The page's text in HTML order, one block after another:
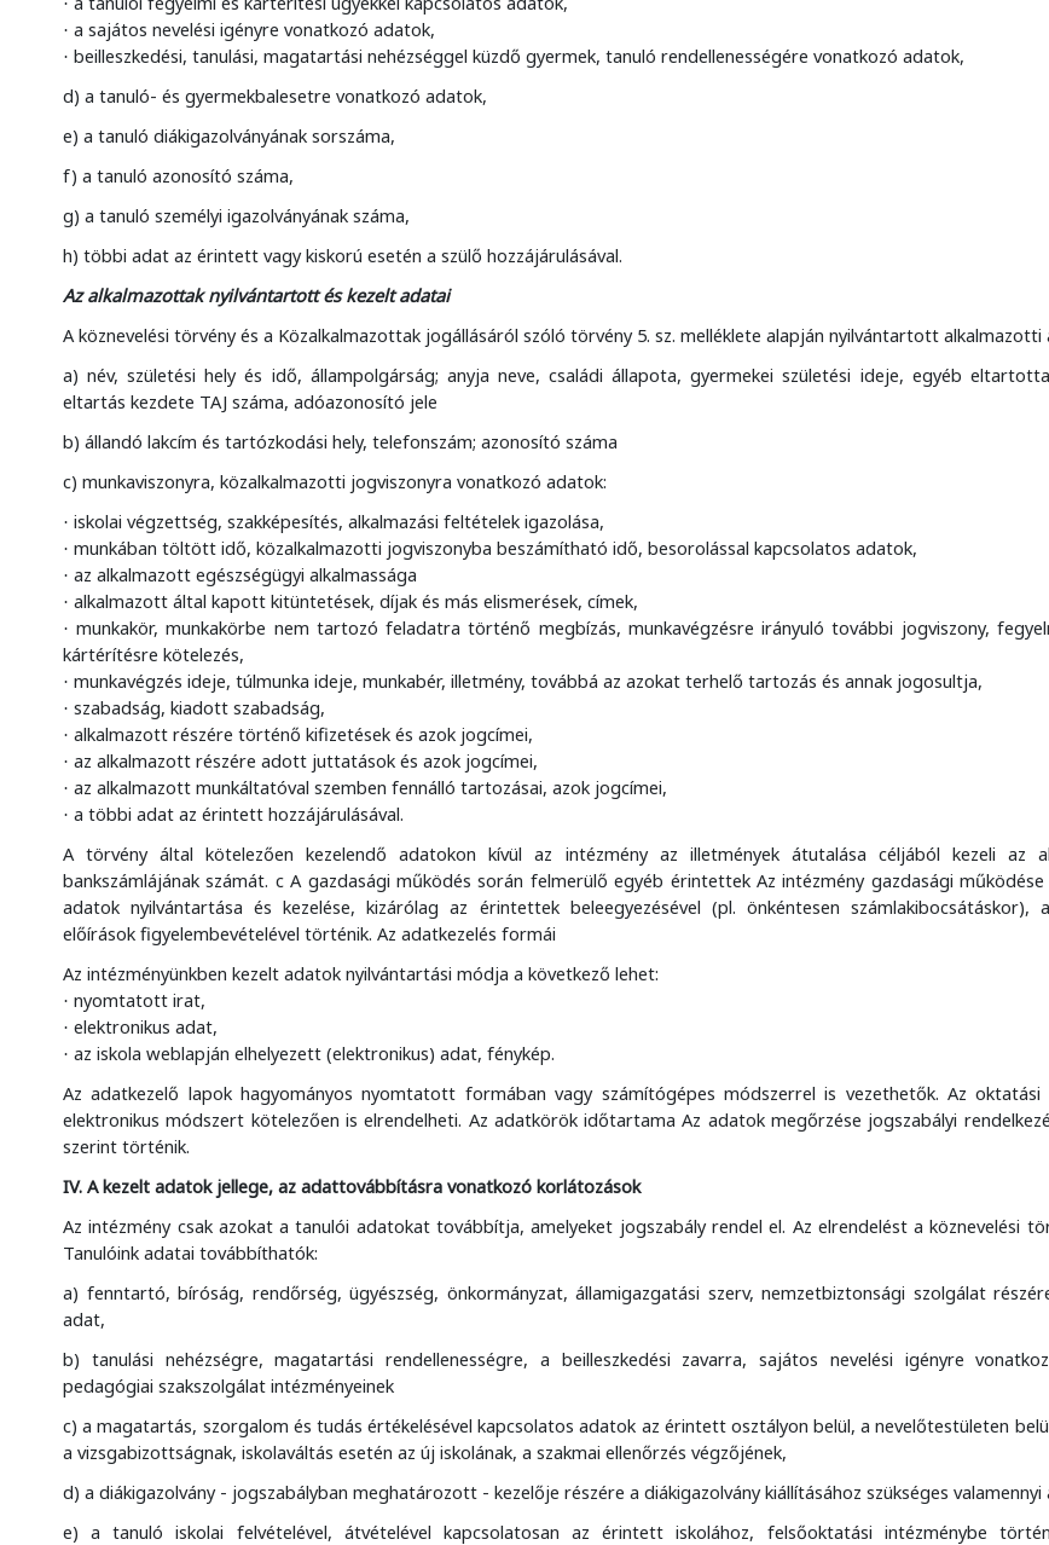
· a sajátos nevelési igényre vonatkozó adatok,
· beilleszkedési, tanulási, magatartási nehézséggel küzdő gyermek, tanuló rendellenességére vonatkozó adatok,
d) a tanuló- és gyermekbalesetre vonatkozó adatok,
e) a tanuló diákigazolványának sorszáma,
f) a tanuló azonosító száma,
g) a tanuló személyi igazolványának száma,
h) többi adat az érintett vagy kiskorú esetén a szülő hozzájárulásával.
Az alkalmazottak nyilvántartott és kezelt adatai
A köznevelési törvény és a Közalkalmazottak jogállásáról szóló törvény 5. sz. melléklete alapján nyilvántartott alkalmazotti
a) név, születési hely és idő, állampolgárság; anyja neve, családi állapota, gyermekei születési ideje, egyéb
eltartás kezdete TAJ száma, adóazonosító jele
b) állandó lakcím és tartózkodási hely, telefonszám; azonosító száma
c) munkaviszonyra, közalkalmazotti jogviszonyra vonatkozó adatok:
· iskolai végzettség, szakképesítés, alkalmazási feltételek igazolása,
· munkában töltött idő, közalkalmazotti jogviszonyba beszámítható idő, besorolással kapcsolatos adatok,
· az alkalmazott egészségügyi alkalmassága
· alkalmazott által kapott kitüntetések, díjak és más elismerések, címek,
· munkakör, munkakörbe nem tartozó feladatra történő megbízás, munkavégzésre irányuló további jogviszony,
kártérítésre kötelezés,
· munkavégzés ideje, túlmunka ideje, munkabér, illetmény, továbbá az azokat terhelő tartozás és annak jogosultja,
· szabadság, kiadott szabadság,
· alkalmazott részére történő kifizetések és azok jogcímei,
· az alkalmazott részére adott juttatások és azok jogcímei,
· az alkalmazott munkáltatóval szemben fennálló tartozásai, azok jogcímei,
· a többi adat az érintett hozzájárulásával.
A törvény által kötelezően kezelendő adatokon kívül az intézmény az illetmények átutalása céljából kezeli az
bankszámlájának számát. c A gazdasági működés során felmerülő egyéb érintettek Az intézmény gazdasági
adatok nyilvántartása és kezelése, kizárólag az érintettek beleegyezésével (pl. önkéntesen számlakibocsátáskor),
előírások figyelembevételével történik. Az adatkezelés formái
Az intézményünkben kezelt adatok nyilvántartási módja a következő lehet:
· nyomtatott irat,
· elektronikus adat,
· az iskola weblapján elhelyezett (elektronikus) adat, fénykép.
Az adatkezelő lapok hagyományos nyomtatott formában vagy számítógépes módszerrel is vezethetők. Az oktatási
elektronikus módszert kötelezően is elrendelheti. Az adatkörök időtartama Az adatok megőrzése jogszabályi
szerint történik.
IV. A kezelt adatok jellege, az adattovábbításra vonatkozó korlátozások
Az intézmény csak azokat a tanulói adatokat továbbítja, amelyeket jogszabály rendel el. Az elrendelést a köznevelési
Tanulóink adatai továbbíthatók:
a) fenntartó, bíróság, rendőrség, ügyészség, önkormányzat, államigazgatási szerv, nemzetbiztonsági szolgálat
adat,
b) tanulási nehézségre, magatartási rendellenességre, a beilleszkedési zavarra, sajátos nevelési igényre
pedagógiai szakszolgálat intézményeinek
c) a magatartás, szorgalom és tudás értékelésével kapcsolatos adatok az érintett osztályon belül, a nevelőtestületen
a vizsgabizottságnak, iskolaváltás esetén az új iskolának, a szakmai ellenőrzés végzőjének,
d) a diákigazolvány - jogszabályban meghatározott - kezelője részére a diákigazolvány kiállításához szükséges valamennyi
e) a tanuló iskolai felvételével, átvételével kapcsolatosan az érintett iskolához, felsőoktatási intézménybe